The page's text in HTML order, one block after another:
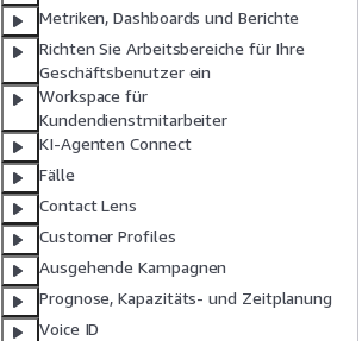
Metriken, Dashboards und Berichte
Richten Sie Arbeitsbereiche für Ihre
Geschäftsbenutzer ein
Workspace für
Kundendienstmitarbeiter
KI-Agenten Connect
Fälle
Contact Lens
Customer Profiles
Ausgehende Kampagnen
Prognose, Kapazitäts- und Zeitplanung
Voice ID